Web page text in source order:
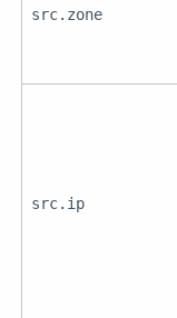
src.zone
src.ip